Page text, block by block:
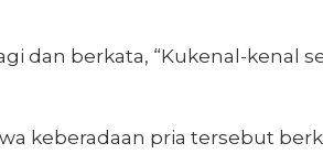
dan berkata, “Kukenal-kenal
keberadaan pria tersebut